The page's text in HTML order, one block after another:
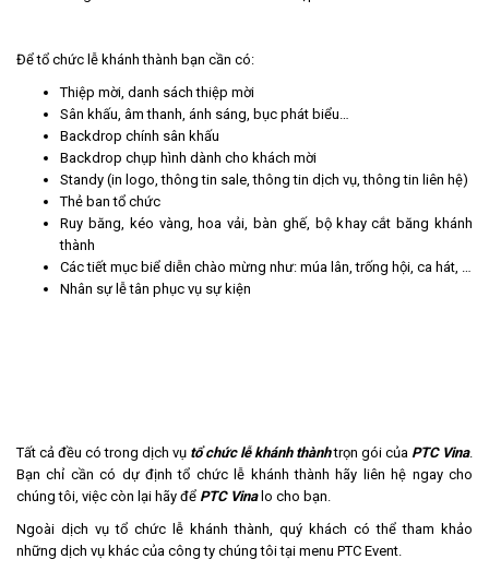
Để tổ chức lễ khánh thành bạn cần có:
Thiệp mời, danh sách thiệp mời
Sân khấu, âm thanh, ánh sáng, bục phát biểu…
Backdrop chính sân khấu
Backdrop chụp hình dành cho khách mời
Standy (in logo, thông tin sale, thông tin dịch vụ, thông tin liên hệ)
Thẻ ban tổ chức
Ruy băng, kéo vàng, hoa vải, bàn ghế, bộ khay cắt băng khánh
thành
Các tiết mục biể diễn chào mừng như: múa lân, trống hội, ca hát, …
Nhân sự lễ tân phục vụ sự kiện
Tất cả đều có trong dịch vụ tổ chức lễ khánh thành trọn gói của PTC Vina.
Bạn chỉ cần có dự định tổ chức lễ khánh thành hãy liên hệ ngay cho
chúng tôi, việc còn lại hãy để PTC Vinalo cho bạn.
Ngoài dịch vụ tổ chức lễ khánh thành, quý khách có thể tham khảo
những dịch vụ khác của công ty chúng tôi tại menu PTC Event.